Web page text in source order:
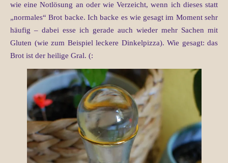
wie eine Notlösung an oder wie Verzeicht, wenn ich dieses statt
„normales“ Brot backe. Ich backe es wie gesagt im Moment sehr
häufig – dabei esse ich gerade auch wieder mehr Sachen mit
Gluten (wie zum Beispiel leckere Dinkelpizza). Wie gesagt: das
Brot ist der heilige Gral. (: